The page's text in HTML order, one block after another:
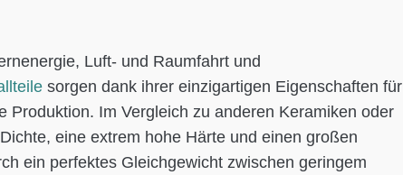
Luft- und Raumfahrt und
sorgen dank ihrer einzigartigen Eigenschaften für
Produktion. Im Vergleich zu anderen Keramiken oder
eine extrem hohe Härte und einen großen
ein perfektes Gleichgewicht zwischen geringem